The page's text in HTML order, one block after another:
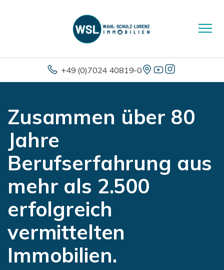
+49 (0)7024 40819-0
Zusammen über 80
Jahre
Berufserfahrung aus
mehr als 2.500
erfolgreich
vermittelten
Immobilien.